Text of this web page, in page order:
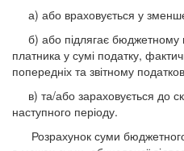
а) або враховується у
б) або підлягає бюджетному
платника у сумі податку,
попередніх та звітному
в) та/або зараховується до
наступного періоду.
Розрахунок суми бюджетного